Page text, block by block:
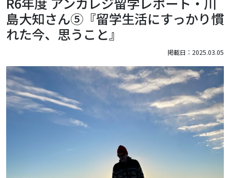
島大知さん⑤『留学生活にすっかり慣
れた今、思うこと』
掲載日：2025.03.05